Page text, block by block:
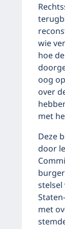
wie
hoe
oog
over
met
Deze
door
met